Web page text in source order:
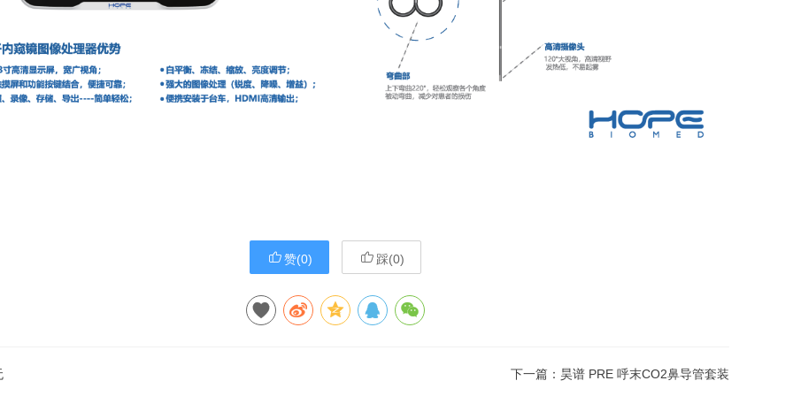
赞(0) 踩(0)
下一篇： 昊谱 PRE 呼末CO2鼻导管套装